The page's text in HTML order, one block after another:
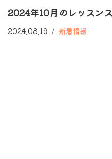
2024年10月のレッスン
2024.08.19 新着情報